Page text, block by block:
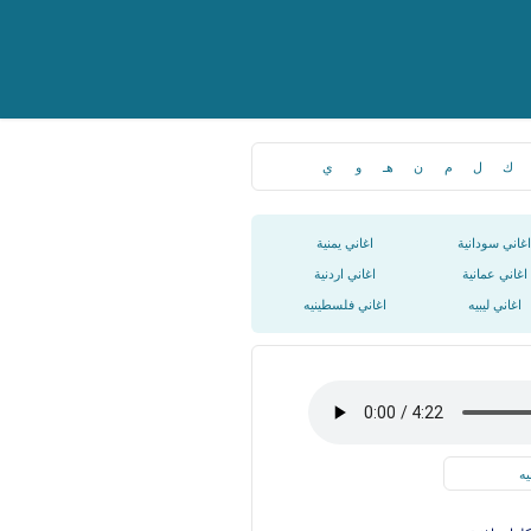
ك ل م ن هـ و ي
اغاني سودانية اغاني يمنية
اغاني عمانية اغاني اردنية
اغاني ليبيه اغاني فلسطينيه